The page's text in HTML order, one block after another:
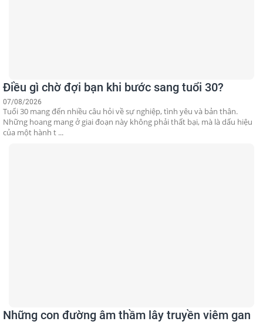
Điều gì chờ đợi bạn khi bước sang tuổi 30?
07/08/2026
Tuổi 30 mang đến nhiều câu hỏi về sự nghiệp, tình yêu và bản thân.
Những hoang mang ở giai đoạn này không phải thất bại, mà là dấu hiệu
của một hành t ...
Những con đường âm thầm lây truyền viêm gan